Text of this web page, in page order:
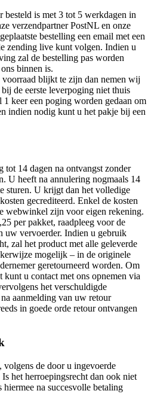
is met 3 tot 5 werkdagen in
verzendpartner PostNL en onze
bestelling een email met een
zending live kunt volgen. Indien u
zal de bestelling pas worden
binnen is.
blijkt te zijn dan nemen wij
de eerste leverpoging niet thuis
keer een poging worden gedaan om
indien nodig kunt u het pakje bij een
tot 14 dagen na ontvangst zonder
U heeft na annulering nogmaals 14
sturen. U krijgt dan het volledige
gecrediteerd. Enkel de kosten
webwinkel zijn voor eigen rekening.
per pakket, raadpleeg voor de
uw vervoerder. Indien u gebruik
zal het product met alle geleverde
mogelijk – in de originele
geretourneerd worden. Om
u contact met ons opnemen via
het verschuldigde
aanmelding van uw retour
in goede orde retour ontvangen
de door u ingevoerde
het herroepingsrecht dan ook niet
na succesvolle betaling